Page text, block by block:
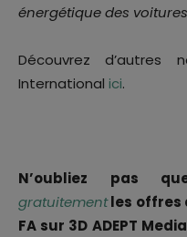
énergétique des
Découvrez d’autres
International ici.
N’oubliez pas
gratuitementles offres
FA sur 3D ADEPT